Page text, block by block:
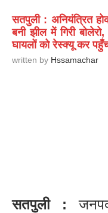
सतपुली : अनियंत्रित
बनी झील में गिरी
घायलों को रेस्क्यू कर
written by Hssamachar
सतपुली :